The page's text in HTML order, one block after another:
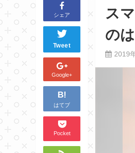
シェア
Tweet
Google+
B!
はてブ
Pocket
ス
の
2019